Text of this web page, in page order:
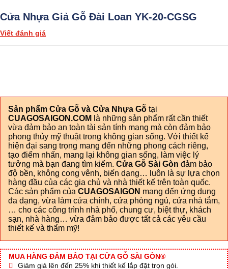
Cửa Nhựa Giả Gỗ Đài Loan YK-20-CGSG
Viết đánh giá
Sản phẩm Cửa Gỗ và Cửa Nhựa Gỗ tại
CUAGOSAIGON.COM là những sản phẩm rất cần thiết
vừa đảm bảo an toàn tài sản tính mạng mà còn đảm bảo
phong thủy mỹ thuật trong không gian sống. Với thiết kế
hiện đại sang trọng mang đến những phong cách riêng,
tạo điểm nhấn, mang lại không gian sống, làm việc lý
tưởng mà bạn đang tìm kiếm. Cửa Gỗ Sài Gòn đảm bảo
độ bền, không cong vênh, biến dạng… luôn là sự lựa chọn
hàng đầu của các gia chủ và nhà thiết kế trên toàn quốc.
Các sản phẩm của CUAGOSAIGON mang đến ứng dụng
đa dạng, vừa làm cửa chính, cửa phòng ngủ, cửa nhà tắm,
… cho các công trình nhà phố, chung cư, biệt thự, khách
sạn, nhà hàng… vừa đảm bảo được tất cả các yêu cầu
thiết kế và thẩm mỹ!
MUA HÀNG ĐẢM BẢO TẠI CỬA GỖ SÀI GÒN®
Giảm giá lên đến 25% khi thiết kế lắp đặt trọn gói.